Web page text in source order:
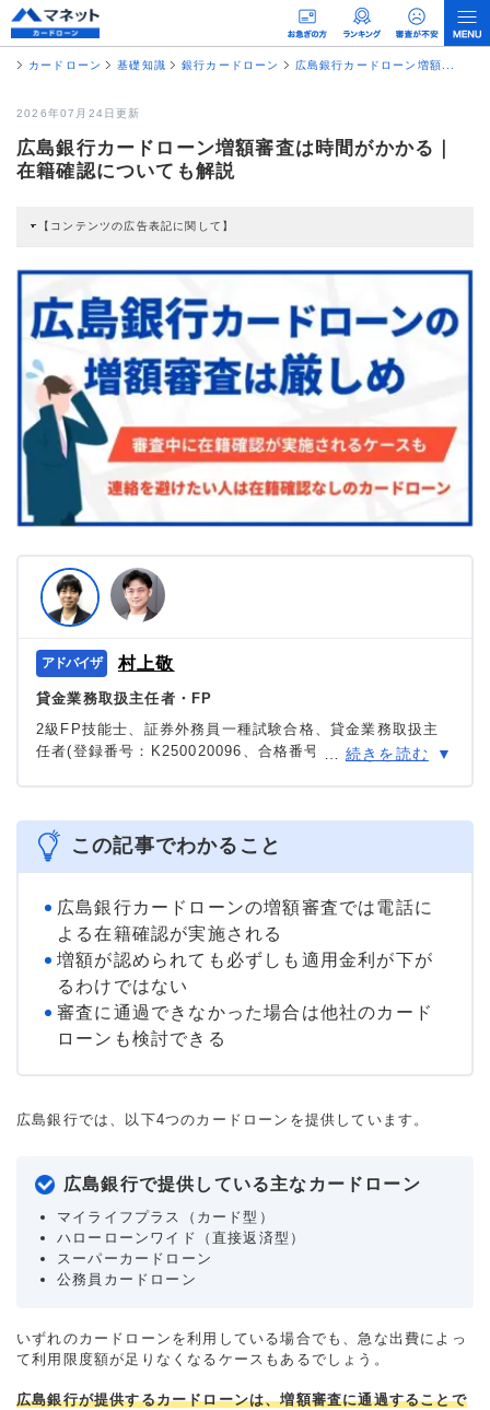
カードローン 基礎知識 銀行カードローン 広島銀行カードローン増額...
2026年07月24日更新
広島銀行カードローン増額審査は時間がかかる｜
在籍確認についても解説
【コンテンツの広告表記に関して】
すると弊社に対して企業から紹介報酬が支払われるという収益モデルです。 た
だし、特定の商品を根拠なくPRするものではなく、当編集部の調査／ユーザー
への口コミ収集などに基づき、公平性を担保した情報提供を行っています。
>提携企業一覧
村上敬
貸金業務取扱主任者・FP
2級FP技能士、証券外務員一種試験合格、貸金業務取扱主
任者(登録番号：K250020096、合格番号：第F241000177
ン、FX、不動産、保険など、多くの金融領域における情報
メディアの編集・監修に携わり、実績は計2000本以上。ロ
ーン利用者へのインタビューなども多数実施し、専門知識
＞＞公式ページ
続きを読む
この記事でわかること
広島銀行カードローンの増額審査では電話に
よる在籍確認が実施される
増額が認められても必ずしも適用金利が下が
るわけではない
審査に通過できなかった場合は他社のカード
ローンも検討できる
広島銀行では、以下4つのカードローンを提供しています。
広島銀行で提供している主なカードローン
マイライフプラス（カード型）
ハローローンワイド（直接返済型）
スーパーカードローン
公務員カードローン
いずれのカードローンを利用している場合でも、急な出費によっ
て利用限度額が足りなくなるケースもあるでしょう。
広島銀行が提供するカードローンは、増額審査に通過することで